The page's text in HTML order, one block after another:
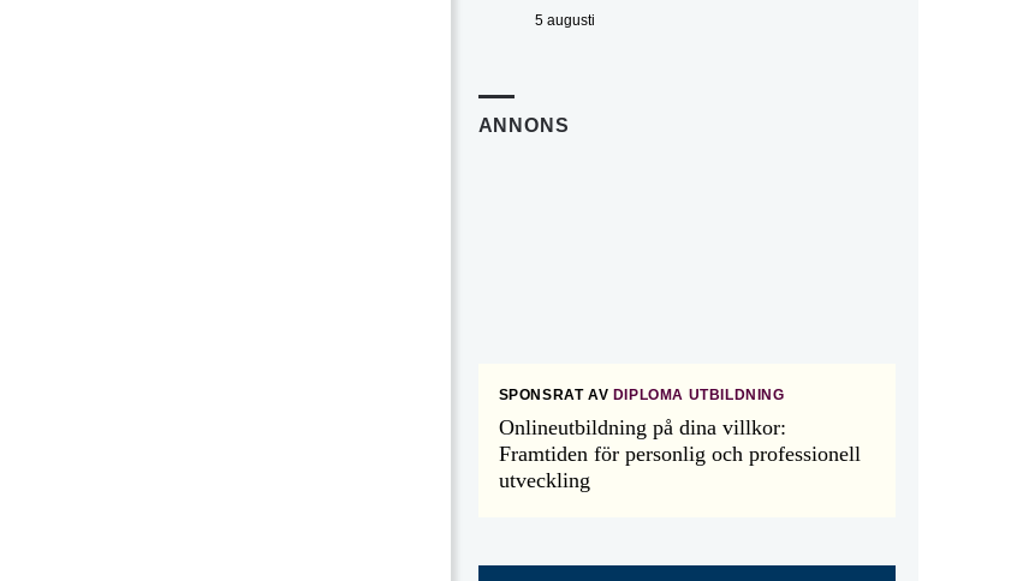
5 augusti
ANNONS
SPONSRAT AV DIPLOMA UTBILDNING
Onlineutbildning på dina villkor:
Framtiden för personlig och professionell
utveckling